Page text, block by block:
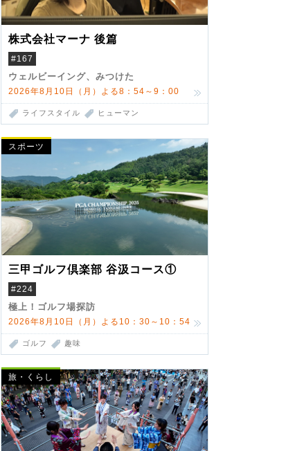
株式会社マーナ 後篇
#167
ウェルビーイング、みつけた
2026年8月10日（月）よる8：54～9：00
ライフスタイル ヒューマン
スポーツ
三甲ゴルフ倶楽部 谷汲コース①
#224
極上！ゴルフ場探訪
2026年8月10日（月）よる10：30～10：54
ゴルフ 趣味
旅・くらし